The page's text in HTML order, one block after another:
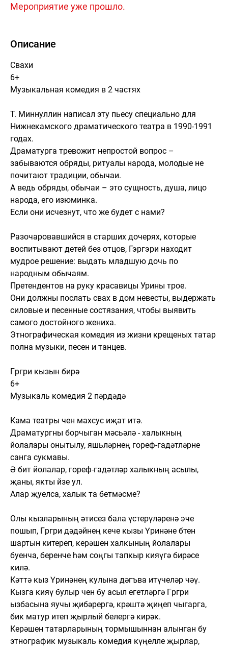
Мероприятие уже прошло.
Описание
Свахи
6+
Музыкальная комедия в 2 частях
Т. Миннуллин написал эту пьесу специально для
Нижнекамского драматического театра в 1990-1991
годах.
Драматурга тревожит непростой вопрос –
забываются обряды, ритуалы народа, молодые не
почитают традиции, обычаи.
А ведь обряды, обычаи – это сущность, душа, лицо
народа, его изюминка.
Если они исчезнут, что же будет с нами?
Разочаровавшийся в старших дочерях, которые
воспитывают детей без отцов, Гэргэри находит
мудрое решение: выдать младшую дочь по
народным обычаям.
Претендентов на руку красавицы Урины трое.
Они должны послать свах в дом невесты, выдержать
силовые и песенные состязания, чтобы выявить
самого достойного жениха.
Этнографическая комедия из жизни крещеных татар
полна музыки, песен и танцев.
Гөргөри кызын бирә
6+
Музыкаль комедия 2 пәрдәдә
Кама театры өчен махсус иҗат итә.
Драматургны борчыган мәсьәлә - халыкның
йолалары онытылу, яшьләрнең гореф-гадәтләрне
санга сукмавы.
Ә бит йолалар, гореф-гадәтләр халыкның асылы,
җаны, якты йөзе ул.
Алар җуелса, халык та бетмәсме?
Олы кызларының әтисез бала үстерүләренә эче
пошып, Гөргөри дәдәйнең кече кызы Үринәне бөтен
шартын китереп, керәшен халкының йолалары
буенча, беренче һәм соңгы тапкыр кияүгә бирәсе
килә.
Кәттә кыз Үринәнең кулына дәгъва итүчеләр өчәү.
Кызга кияү булыр өчен бу асыл егетләргә Гөргөри
ызбасына яучы җибәрергә, көрәштә җиңеп чыгарга,
бик матур итеп җырлый белергә кирәк.
Керәшен татарларының тормышыннан алынган бу
этнографик музыкаль комедия күңелле җырлар,